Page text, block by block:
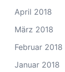
April 2018
März 2018
Februar 2018
Januar 2018